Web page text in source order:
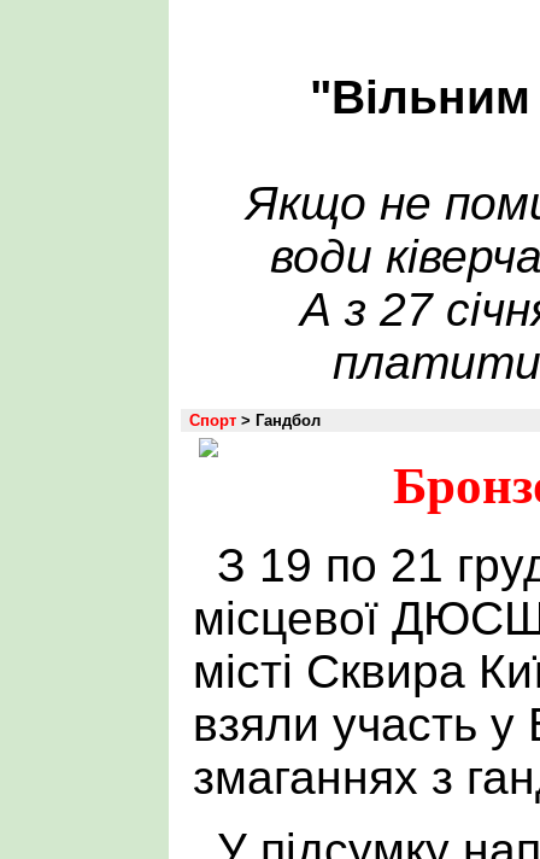
Якщо не
води
А з 27
платити
Спорт > Гандбол
З 19 по 21
місцевої
місті Сквира
взяли участь у
змаганнях з